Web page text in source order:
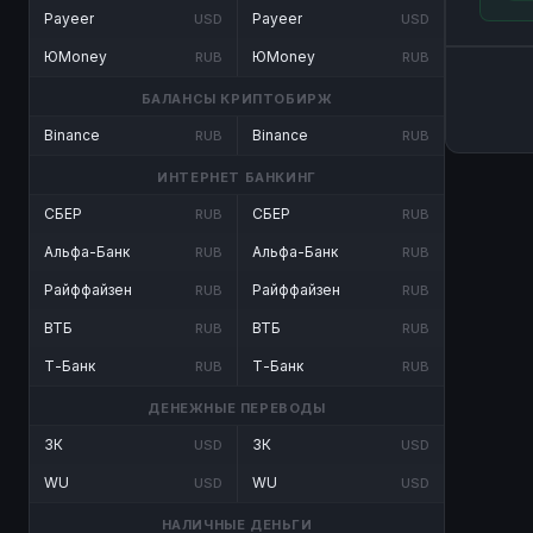
Payeer USD
ЮMoney RUB
Payeer USD
ЮMoney RUB
БАЛАНСЫ КРИПТОБИРЖ
Binance RUB Binance RUB
ИНТЕРНЕТ БАНКИНГ
СБЕР RUB
Альфа-Банк RUB
Райффайзен RUB
ВТБ RUB
Т-Банк RUB
СБЕР RUB
Альфа-Банк RUB
Райффайзен RUB
ВТБ RUB
Т-Банк RUB
ДЕНЕЖНЫЕ ПЕРЕВОДЫ
ЗК USD
WU USD
ЗК USD
WU USD
НАЛИЧНЫЕ ДЕНЬГИ